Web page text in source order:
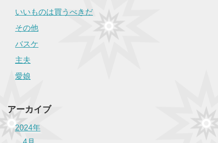
いいものは買うべきだ
その他
バスケ
主夫
愛娘
アーカイブ
2024年